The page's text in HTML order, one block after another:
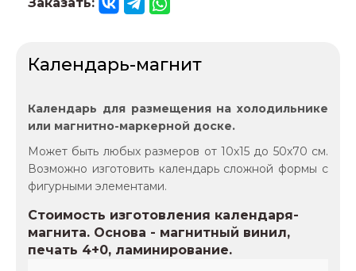
Календарь-магнит
Календарь для размещения на холодильнике
или магнитно-маркерной доске.
Может быть любых размеров от 10х15 до 50х70 см.
Возможно изготовить календарь сложной формы с
фигурными элементами.
Стоимость изготовления календаря-
магнита. Основа - магнитный винил,
печать 4+0, ламинирование.